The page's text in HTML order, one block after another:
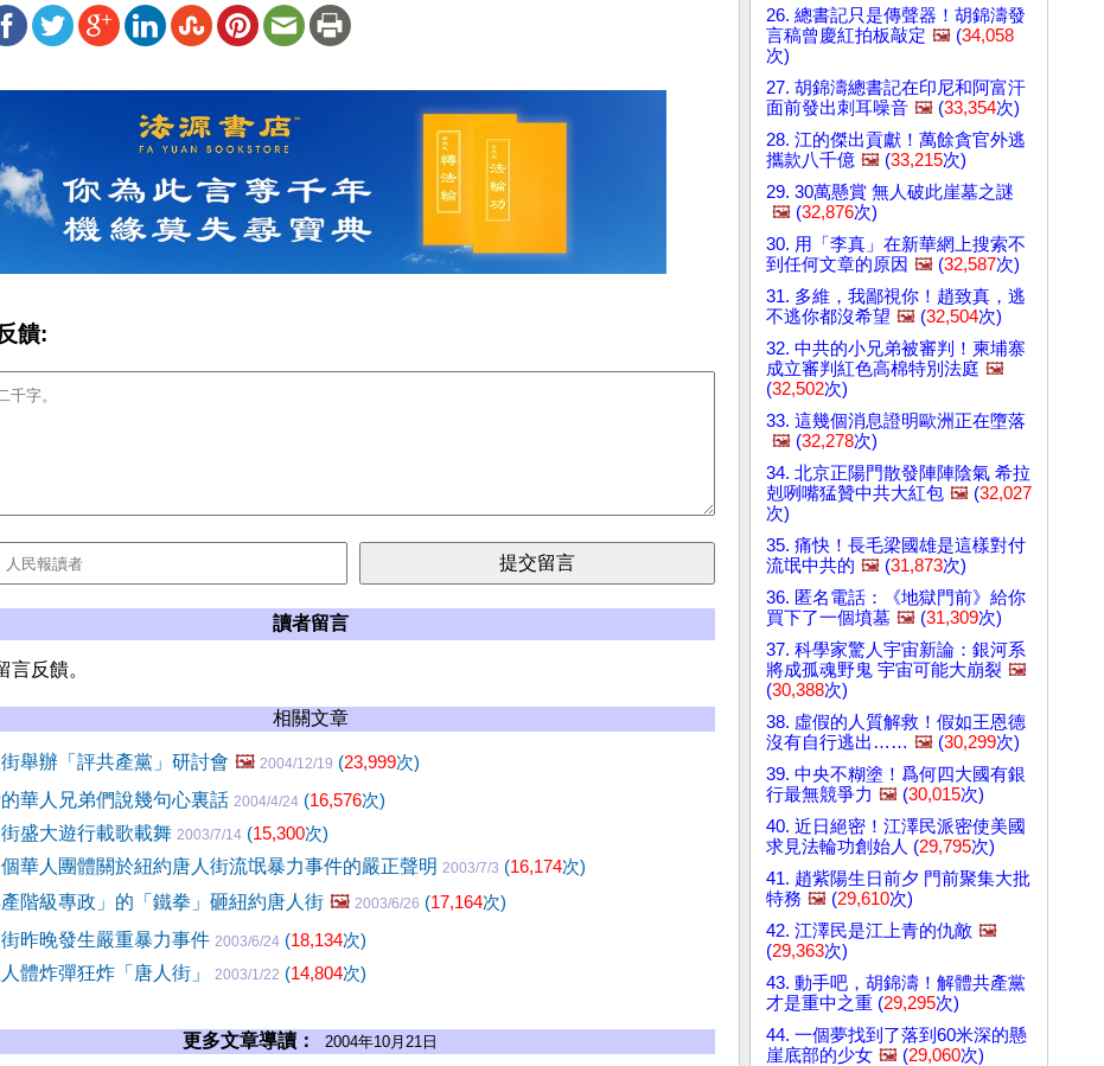
饋:
讀者留言
言反饋。
相關文章
舉辦「評共產黨」研討會 🖼️ 2004/12/19 (23,999次)
華人兄弟們說幾句心裏話 2004/4/24 (16,576次)
盛大遊行載歌載舞 2003/7/14 (15,300次)
華人團體關於紐約唐人街流氓暴力事件的嚴正聲明 2003/7/3 (16,174次)
階級專政」的「鐵拳」砸紐約唐人街 🖼️ 2003/6/26 (17,164次)
昨晚發生嚴重暴力事件 2003/6/24 (18,134次)
體炸彈狂炸「唐人街」
2003/1/22 (14,804次)
更多文章導讀： 2004年10月21日
26. 總書記只是傳聲器！胡錦濤發
言稿曾慶紅拍板敲定 🖼️ (34,058
次)
27. 胡錦濤總書記在印尼和阿富汗
面前發出刺耳噪音 🖼️ (33,354次)
28. 江的傑出貢獻！萬餘貪官外逃
攜款八千億 🖼️ (33,215次)
29. 30萬懸賞 無人破此崖墓之謎
🖼️ (32,876次)
30. 用「李真」在新華網上搜索不
到任何文章的原因 🖼️ (32,587次)
31. 多維，我鄙視你！趙致真，逃
不逃你都沒希望 🖼️ (32,504次)
32. 中共的小兄弟被審判！柬埔寨
成立審判紅色高棉特別法庭 🖼️
(32,502次)
33. 這幾個消息證明歐洲正在墮落
🖼️ (32,278次)
34. 北京正陽門散發陣陣陰氣 希拉
剋咧嘴猛贊中共大紅包 🖼️ (32,027
次)
35. 痛快！長毛梁國雄是這樣對付
流氓中共的 🖼️ (31,873次)
36. 匿名電話：《地獄門前》給你
買下了一個墳墓 🖼️ (31,309次)
37. 科學家驚人宇宙新論：銀河系
將成孤魂野鬼 宇宙可能大崩裂 🖼️
(30,388次)
38. 虛假的人質解救！假如王恩德
沒有自行逃出…… 🖼️ (30,299次)
39. 中央不糊塗！爲何四大國有銀
行最無競爭力 🖼️ (30,015次)
40. 近日絕密！江澤民派密使美國
求見法輪功創始人 (29,795次)
41. 趙紫陽生日前夕 門前聚集大批
特務 🖼️ (29,610次)
42. 江澤民是江上青的仇敵 🖼️
(29,363次)
43. 動手吧，胡錦濤！解體共產黨
才是重中之重 (29,295次)
44. 一個夢找到了落到60米深的懸
崖底部的少女 🖼️ (29,060次)